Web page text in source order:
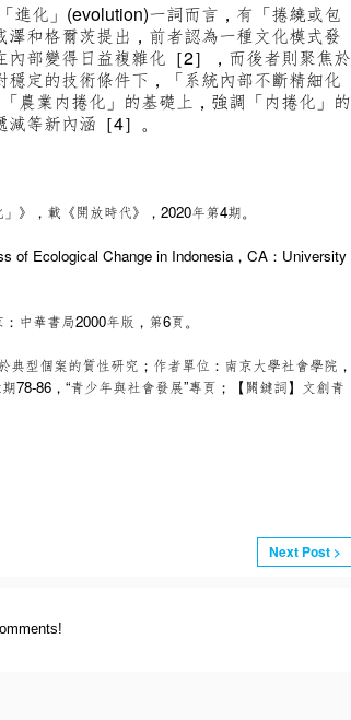
進化」(evolution)一詞而言，有「捲繞或包
和格爾茨提出，前者認為一種文化模式發
部變得日益複雜化［2］，而後者則聚焦於
穩定的技術條件下，「系統內部不斷精細化
農業内捲化」的基礎上，強調「内捲化」的
等新內涵［4］。
》，載《開放時代》，2020年第4期。
of Ecological Change in Indonesia，CA：University
中華書局2000年版，第6頁。
型個案的質性研究；作者單位：南京大學社會學院，
78-86，“青少年與社會發展”專頁；【關鍵詞】文創青
Next Post >